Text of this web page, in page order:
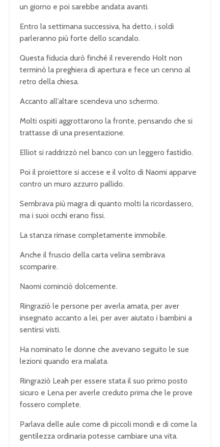
un giorno e poi sarebbe andata avanti.
Entro la settimana successiva, ha detto, i soldi
parleranno più forte dello scandalo.
Questa fiducia durò finché il reverendo Holt non
terminò la preghiera di apertura e fece un cenno al
retro della chiesa.
Accanto all’altare scendeva uno schermo.
Molti ospiti aggrottarono la fronte, pensando che si
trattasse di una presentazione.
Elliot si raddrizzò nel banco con un leggero fastidio.
Poi il proiettore si accese e il volto di Naomi apparve
contro un muro azzurro pallido.
Sembrava più magra di quanto molti la ricordassero,
ma i suoi occhi erano fissi.
La stanza rimase completamente immobile.
Anche il fruscio della carta velina sembrava
scomparire.
Naomi cominciò dolcemente.
Ringraziò le persone per averla amata, per aver
insegnato accanto a lei, per aver aiutato i bambini a
sentirsi visti.
Ha nominato le donne che avevano seguito le sue
lezioni quando era malata.
Ringraziò Leah per essere stata il suo primo posto
sicuro e Lena per averle creduto prima che le prove
fossero complete.
Parlava delle aule come di piccoli mondi e di come la
gentilezza ordinaria potesse cambiare una vita.